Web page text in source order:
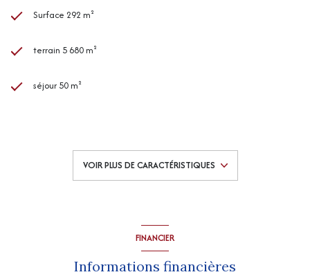
Surface 292 m²
terrain 5 680 m²
séjour 50 m²
Chauffage central : chaudière (gaz)
VOIR PLUS DE CARACTÉRISTIQUES
FINANCIER
Informations financières